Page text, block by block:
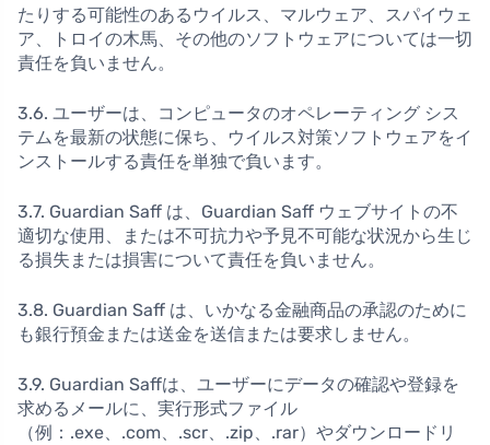
たりする可能性のあるウイルス、マルウェア、スパイウェ
ア、トロイの木馬、その他のソフトウェアについては一切
責任を負いません。
3.6. ユーザーは、コンピュータのオペレーティング シス
テムを最新の状態に保ち、ウイルス対策ソフトウェアをイ
ンストールする責任を単独で負います。
3.7. Guardian Saff は、Guardian Saff ウェブサイトの不
適切な使用、または不可抗力や予見不可能な状況から生じ
る損失または損害について責任を負いません。
3.8. Guardian Saff は、いかなる金融商品の承認のために
も銀行預金または送金を送信または要求しません。
3.9. Guardian Saffは、ユーザーにデータの確認や登録を
求めるメールに、実行形式ファイル
（例：.exe、.com、.scr、.zip、.rar）やダウンロードリ